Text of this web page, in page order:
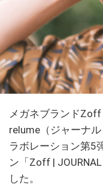
メガネブランドZoff
relume（ジャーナ
ラボレーション第5
ン「Zoff |
した。